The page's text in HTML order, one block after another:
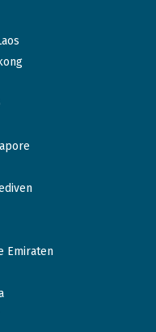
Emiraten